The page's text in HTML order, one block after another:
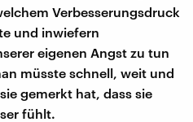
Verbesserungsdruck
und inwiefern
eigenen Angst zu tun
müsste schnell, weit und
gemerkt hat, dass sie
fühlt.